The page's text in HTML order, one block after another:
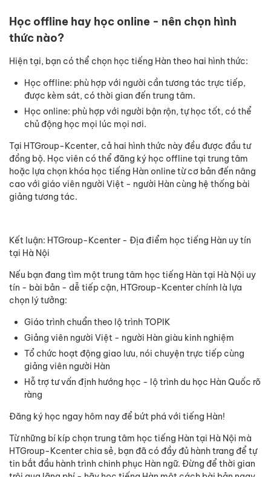
Học offline hay học online - nên chọn hình
thức nào?
Hiện tại, bạn có thể chọn học tiếng Hàn theo hai hình thức:
Học offline: phù hợp với người cần tương tác trực tiếp,
được kèm sát, có thời gian đến trung tâm.
Học online: phù hợp với người bận rộn, tự học tốt, có thể
chủ động học mọi lúc mọi nơi.
Tại HTGroup-Kcenter, cả hai hình thức này đều được đầu tư
đồng bộ. Học viên có thể đăng ký học offline tại trung tâm
hoặc lựa chọn khóa học tiếng Hàn online từ cơ bản đến nâng
cao với giáo viên người Việt - người Hàn cùng hệ thống bài
giảng tương tác.
Kết luận: HTGroup-Kcenter - Địa điểm học tiếng Hàn uy tín
tại Hà Nội
Nếu bạn đang tìm một trung tâm học tiếng Hàn tại Hà Nội uy
tín - bài bản - dễ tiếp cận, HTGroup-Kcenter chính là lựa
chọn lý tưởng:
Giáo trình chuẩn theo lộ trình TOPIK
Giảng viên người Việt - người Hàn giàu kinh nghiệm
Tổ chức hoạt động giao lưu, nói chuyện trực tiếp cùng
giảng viên người Hàn
Hỗ trợ tư vấn định hướng học - lộ trình du học Hàn Quốc rõ
ràng
Đăng ký học ngay hôm nay để bứt phá với tiếng Hàn!
Từ những bí kíp chọn trung tâm học tiếng Hàn tại Hà Nội mà
HTGroup-Kcenter chia sẻ, bạn đã có đầy đủ hành trang để tự
tin bắt đầu hành trình chinh phục Hàn ngữ. Đừng để thời gian